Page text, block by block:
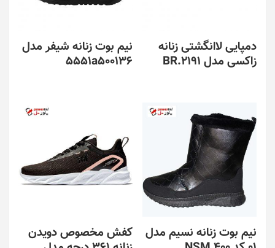
دمپایی لاانگشتی زنانه
زاکسی مدل BR.2191
نیم بوت زنانه شیفر مدل
5551a500136
نیم بوت زنانه نسیم مدل
کفش مخصوص دویدن